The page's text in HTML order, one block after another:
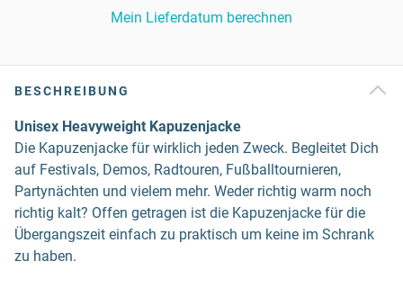
Mein Lieferdatum berechnen
BESCHREIBUNG
Unisex Heavyweight Kapuzenjacke
Die Kapuzenjacke für wirklich jeden Zweck. Begleitet Dich
auf Festivals, Demos, Radtouren, Fußballtournieren,
Partynächten und vielem mehr. Weder richtig warm noch
richtig kalt? Offen getragen ist die Kapuzenjacke für die
Übergangszeit einfach zu praktisch um keine im Schrank
zu haben.